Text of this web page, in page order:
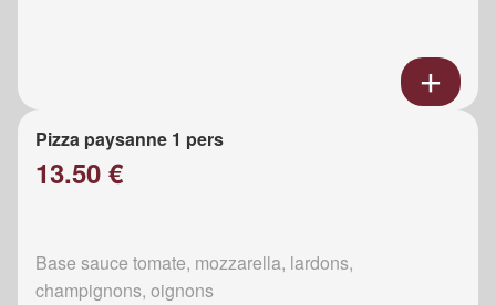
Pizza paysanne 1 pers
13.50 €
Base sauce tomate, mozzarella, lardons,
champignons, oignons